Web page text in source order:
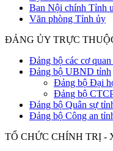
Ban Nội chính Tỉnh
Văn phòng Tỉnh ủy
ĐẢNG ỦY TRỰC
Đảng bộ các cơ
Đảng bộ UBND tỉnh
Đảng bộ Đại
Đảng bộ
Đảng bộ Quân sự
Đảng bộ Công an
TỔ CHỨC CHÍNH TRỊ -